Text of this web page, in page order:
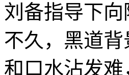
刘备指导下
不久，黑道
和口水沾发